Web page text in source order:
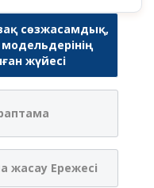
сөзжасамдық,
жүйесі
жасау Ережесі